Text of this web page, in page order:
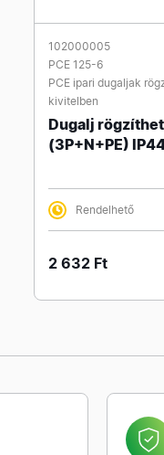
102000005
PCE 125-6
PCE ipari dugaljak
kivitelben
Dugalj
(3P+N+PE)
Rendelhető
2 632 Ft